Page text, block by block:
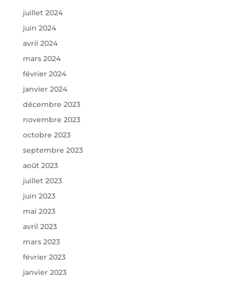
juillet 2024
juin 2024
avril 2024
mars 2024
février 2024
janvier 2024
décembre 2023
novembre 2023
octobre 2023
septembre 2023
août 2023
juillet 2023
juin 2023
mai 2023
avril 2023
mars 2023
février 2023
janvier 2023